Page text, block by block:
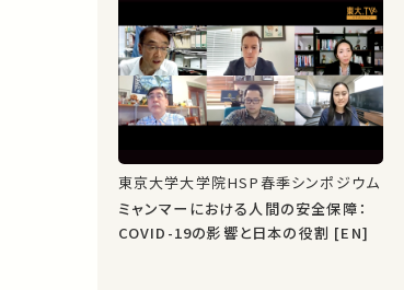
東京大学大学院HSP春季シンポジウム
ミャンマーにおける人間の安全保障：
COVID-19の影響と日本の役割 [EN]